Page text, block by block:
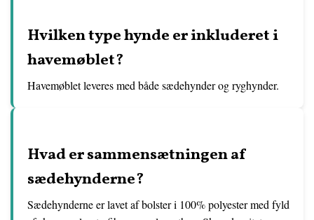
Hvilken type hynde er inkluderet i
havemøblet?
Havemøblet leveres med både sædehynder og ryghynder.
Hvad er sammensætningen af ​​
sædehynderne?
Sædehynderne er lavet af bolster i 100% polyester med fyld